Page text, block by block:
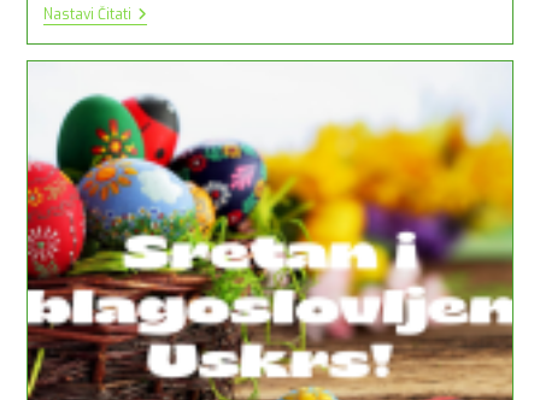
Nastavi ČitatiPotraga
Za
Pisanicama
Usrcu
Grada
30.3.2024.